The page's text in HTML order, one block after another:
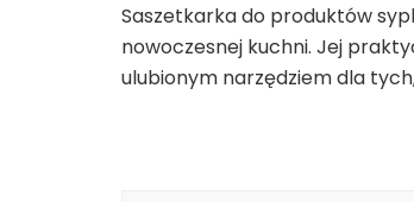
Saszetkarka do produktów
nowoczesnej kuchni. Jej
ulubionym narzędziem dla